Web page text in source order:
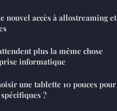
nouvel accès à allostreaming et
plus la même chose
informatique
une tablette 10 pouces pour
?